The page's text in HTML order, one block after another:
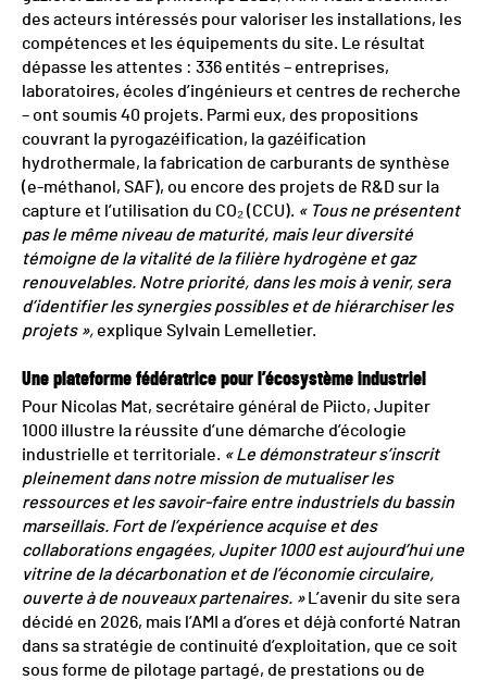
des acteurs intéressés pour valoriser les installations, les
compétences et les équipements du site. Le résultat
dépasse les attentes : 336 entités – entreprises,
laboratoires, écoles d’ingénieurs et centres de recherche
– ont soumis 40 projets. Parmi eux, des propositions
couvrant la pyrogazéification, la gazéification
hydrothermale, la fabrication de carburants de synthèse
(e-méthanol, SAF), ou encore des projets de R&D sur la
capture et l’utilisation du CO₂ (CCU). « Tous ne présentent
pas le même niveau de maturité, mais leur diversité
témoigne de la vitalité de la filière hydrogène et gaz
renouvelables. Notre priorité, dans les mois à venir, sera
d’identifier les synergies possibles et de hiérarchiser les
projets », explique Sylvain Lemelletier.
Une plateforme fédératrice pour l’écosystème industriel
Pour Nicolas Mat, secrétaire général de Piicto, Jupiter
1000 illustre la réussite d’une démarche d’écologie
industrielle et territoriale. « Le démonstrateur s’inscrit
pleinement dans notre mission de mutualiser les
ressources et les savoir-faire entre industriels du bassin
marseillais. Fort de l’expérience acquise et des
collaborations engagées, Jupiter 1000 est aujourd’hui une
vitrine de la décarbonation et de l’économie circulaire,
ouverte à de nouveaux partenaires. »L’avenir du site sera
décidé en 2026, mais l’AMI a d’ores et déjà conforté Natran
dans sa stratégie de continuité d’exploitation, que ce soit
sous forme de pilotage partagé, de prestations ou de